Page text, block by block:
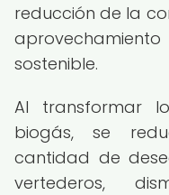
reducción de la
sostenible.
Al transformar
biogás, se
cantidad de
vertederos,